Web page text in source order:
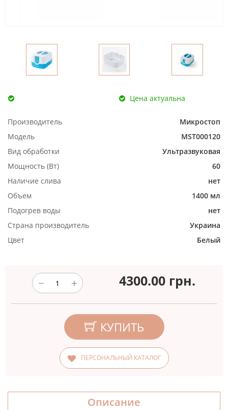
Цена актуальна
Производитель
Микростоп
Модель
MST000120
Вид обработки
Ультразвуковая
Мощность (Вт)
60
Наличие слива
нет
Объем
1400 мл
Подогрев воды
нет
Страна производитель
Украина
Цвет
Белый
4300.00 грн.
КУПИТЬ
ПЕРСОНАЛЬНЫЙ КАТАЛОГ
Описание